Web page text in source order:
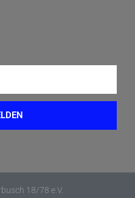
18/78 e.V.